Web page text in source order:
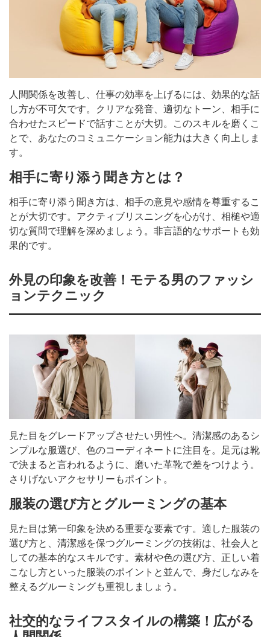
人間関係を改善し、仕事の効率を上げるには、効果的な話
し方が不可欠です。クリアな発音、適切なトーン、相手に
合わせたスピードで話すことが大切。このスキルを磨くこ
とで、あなたのコミュニケーション能力は大きく向上しま
す。
相手に寄り添う聞き方とは？
相手に寄り添う聞き方は、相手の意見や感情を尊重するこ
とが大切です。アクティブリスニングを心がけ、相槌や適
切な質問で理解を深めましょう。非言語的なサポートも効
果的です。
外見の印象を改善！モテる男のファッシ
ョンテクニック
見た目をグレードアップさせたい男性へ。清潔感のあるシ
ンプルな服選び、色のコーディネートに注目を。足元は靴
で決まると言われるように、磨いた革靴で差をつけよう。
さりげないアクセサリーもポイント。
服装の選び方とグルーミングの基本
見た目は第一印象を決める重要な要素です。適した服装の
選び方と、清潔感を保つグルーミングの技術は、社会人と
しての基本的なスキルです。素材や色の選び方、正しい着
こなし方といった服装のポイントと並んで、身だしなみを
整えるグルーミングも重視しましょう。
社交的なライフスタイルの構築！広がる